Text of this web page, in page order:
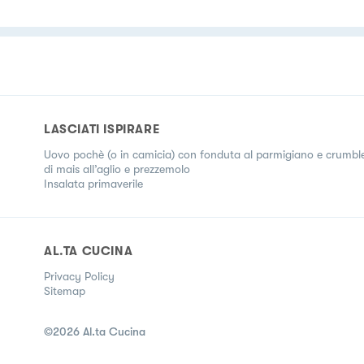
LASCIATI ISPIRARE
Uovo pochè (o in camicia) con fonduta al parmigiano e
di mais all’aglio e prezzemolo
Insalata primaverile
AL.TA CUCINA
Privacy Policy
Sitemap
©2026 Al.ta Cucina